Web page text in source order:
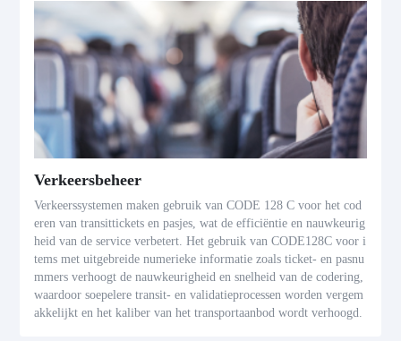
Verkeersbeheer
Verkeerssystemen maken gebruik van CODE 128 C voor het cod
eren van transittickets en pasjes, wat de efficiëntie en nauwkeurig
heid van de service verbetert. Het gebruik van CODE128C voor i
tems met uitgebreide numerieke informatie zoals ticket- en pasnu
mmers verhoogt de nauwkeurigheid en snelheid van de codering,
waardoor soepelere transit- en validatieprocessen worden vergem
akkelijkt en het kaliber van het transportaanbod wordt verhoogd.